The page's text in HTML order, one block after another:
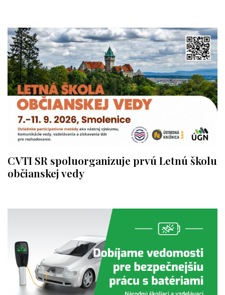
CVTI SR spoluorganizuje prvú Letnú školu
občianskej vedy